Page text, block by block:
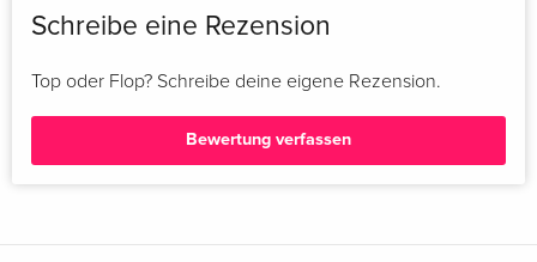
Schreibe eine Rezension
Top oder Flop? Schreibe deine eigene Rezension.
Bewertung verfassen